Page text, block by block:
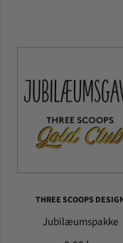
THREE SCOOPS
Jubilæumspakke